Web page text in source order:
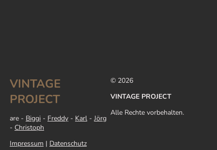
VINTAGE
PROJECT
are - Biggi - Freddy - Karl - Jörg
- Christoph
Impressum | Datenschutz
© 2026
VINTAGE PROJECT
Alle Rechte vorbehalten.